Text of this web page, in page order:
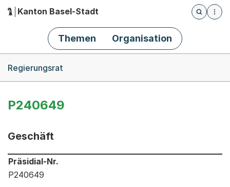
Hauptnavigation
Kanton Basel-Stadt
Öffnet
Themen Organisation
Regierungsrat
P240649
Geschäft
Informationen zum Ausgewählten Geschäft
Präsidial-Nr.
P240649